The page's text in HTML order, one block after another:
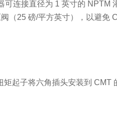
连接直径为 1 英寸的 NPTM
（25 磅/平方英寸），以避免
起子将六角插头安装到 CMT